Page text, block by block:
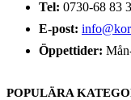
Tel: 0730-68 83
E-post:
Öppettider:
POPULÄRA